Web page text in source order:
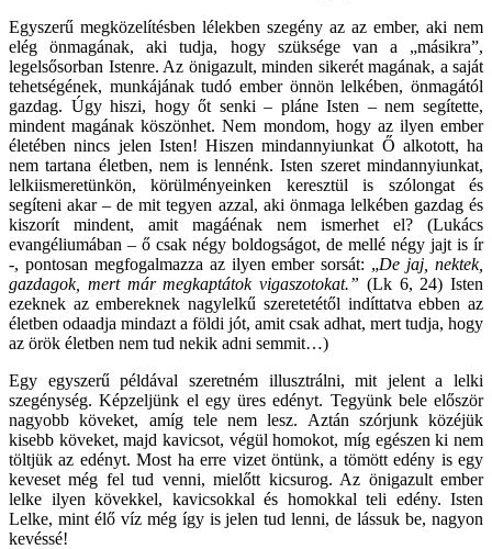
Egyszerű megközelítésben lélekben szegény az az ember, aki nem
elég önmagának, aki tudja, hogy szüksége van a „másikra”,
legelsősorban Istenre. Az önigazult, minden sikerét magának, a saját
tehetségének, munkájának tudó ember önnön lelkében, önmagától
gazdag. Úgy hiszi, hogy őt senki – pláne Isten – nem segítette,
mindent magának köszönhet. Nem mondom, hogy az ilyen ember
életében nincs jelen Isten! Hiszen mindannyiunkat Ő alkotott, ha
nem tartana életben, nem is lennénk. Isten szeret mindannyiunkat,
lelkiismeretünkön, körülményeinken keresztül is szólongat és
segíteni akar – de mit tegyen azzal, aki önmaga lelkében gazdag és
kiszorít mindent, amit magáénak nem ismerhet el? (Lukács
evangéliumában – ő csak négy boldogságot, de mellé négy jajt is ír
-, pontosan megfogalmazza az ilyen ember sorsát: „De jaj, nektek,
gazdagok, mert már megkaptátok vigaszotokat.” (Lk 6, 24) Isten
ezeknek az embereknek nagylelkű szeretetétől indíttatva ebben az
életben odaadja mindazt a földi jót, amit csak adhat, mert tudja, hogy
az örök életben nem tud nekik adni semmit…)
Egy egyszerű példával szeretném illusztrálni, mit jelent a lelki
szegénység. Képzeljünk el egy üres edényt. Tegyünk bele először
nagyobb köveket, amíg tele nem lesz. Aztán szórjunk közéjük
kisebb köveket, majd kavicsot, végül homokot, míg egészen ki nem
töltjük az edényt. Most ha erre vizet öntünk, a tömött edény is egy
keveset még fel tud venni, mielőtt kicsurog. Az önigazult ember
lelke ilyen kövekkel, kavicsokkal és homokkal teli edény. Isten
Lelke, mint élő víz még így is jelen tud lenni, de lássuk be, nagyon
kevéssé!